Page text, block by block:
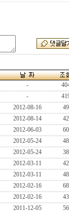
-
-
2012-08-16
2012-08-14
2012-06-03
2012-05-24
2012-05-24
2012-03-11
2012-03-11
2012-02-16
2012-02-16
2011-12-05